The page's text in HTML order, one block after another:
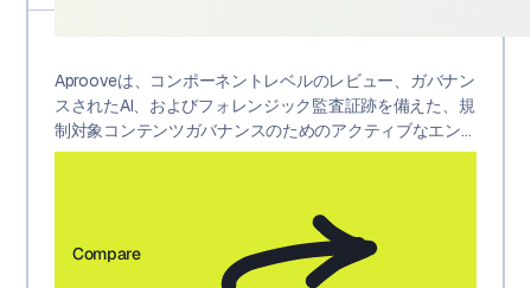
Aprooveは、コンポーネントレベルのレビュー、ガバナン
スされたAI、およびフォレンジック監査証跡を備えた、規
制対象コンテンツガバナンスのためのアクティブなエン
タープライズグレードのプラットフォームです。一方、
したクリエイティブプルーフツールでした。
Compare